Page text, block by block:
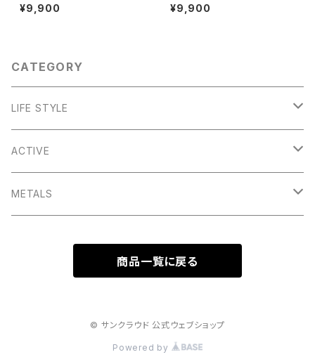
D BROWN / BROWN
¥9,900
ROR
¥9,900
CATEGORY
LIFE STYLE
SASHAY
A-TEAM
ACTIVE
ZEPHYR
METALS
商品一覧に戻る
© サンクラウド 公式ウェブショップ
Powered by